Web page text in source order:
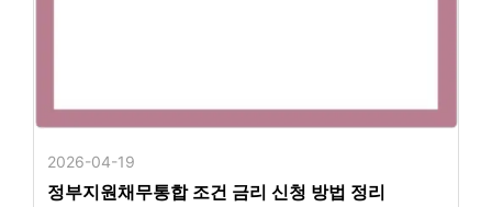
2026-04-19
정부지원채무통합 조건 금리 신청 방법 정리